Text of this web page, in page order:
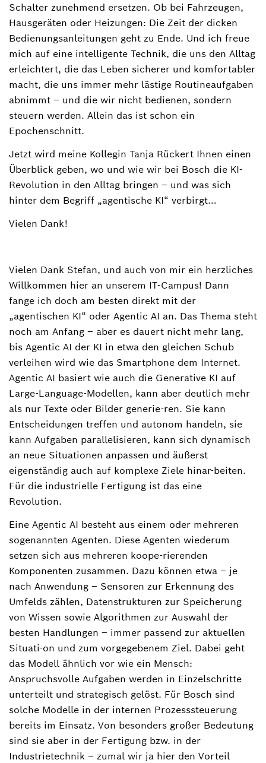
Schalter zunehmend ersetzen. Ob bei Fahrzeugen,
Hausgeräten oder Heizungen: Die Zeit der dicken
Bedienungsanleitungen geht zu Ende. Und ich freue
mich auf eine intelligente Technik, die uns den Alltag
erleichtert, die das Leben sicherer und komfortabler
macht, die uns immer mehr lästige Routineaufgaben
abnimmt – und die wir nicht bedienen, sondern
steuern werden. Allein das ist schon ein
Epochenschnitt.
Jetzt wird meine Kollegin Tanja Rückert Ihnen einen
Überblick geben, wo und wie wir bei Bosch die KI-
Revolution in den Alltag bringen – und was sich
hinter dem Begriff „agentische KI“ verbirgt…
Vielen Dank!
Vielen Dank Stefan, und auch von mir ein herzliches
Willkommen hier an unserem IT-Campus! Dann
fange ich doch am besten direkt mit der
„agentischen KI“ oder Agentic AI an. Das Thema steht
noch am Anfang – aber es dauert nicht mehr lang,
bis Agentic AI der KI in etwa den gleichen Schub
verleihen wird wie das Smartphone dem Internet.
Agentic AI basiert wie auch die Generative KI auf
Large-Language-Modellen, kann aber deutlich mehr
als nur Texte oder Bilder generie-ren. Sie kann
Entscheidungen treffen und autonom handeln, sie
kann Aufgaben parallelisieren, kann sich dynamisch
an neue Situationen anpassen und äußerst
eigenständig auch auf komplexe Ziele hinar-beiten.
Für die industrielle Fertigung ist das eine
Revolution.
Eine Agentic AI besteht aus einem oder mehreren
sogenannten Agenten. Diese Agenten wiederum
setzen sich aus mehreren koope-rierenden
Komponenten zusammen. Dazu können etwa – je
nach Anwendung – Sensoren zur Erkennung des
Umfelds zählen, Datenstrukturen zur Speicherung
von Wissen sowie Algorithmen zur Auswahl der
besten Handlungen – immer passend zur aktuellen
Situati-on und zum vorgegebenem Ziel. Dabei geht
das Modell ähnlich vor wie ein Mensch:
Anspruchsvolle Aufgaben werden in Einzelschritte
unterteilt und strategisch gelöst. Für Bosch sind
solche Modelle in der internen Prozesssteuerung
bereits im Einsatz. Von besonders großer Bedeutung
sind sie aber in der Fertigung bzw. in der
Industrietechnik – zumal wir ja hier den Vorteil